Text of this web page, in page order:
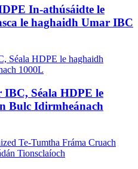
In-athúsáidte le
le haghaidh Umar IBC
Séala HDPE le
Bulc Idirmheánach